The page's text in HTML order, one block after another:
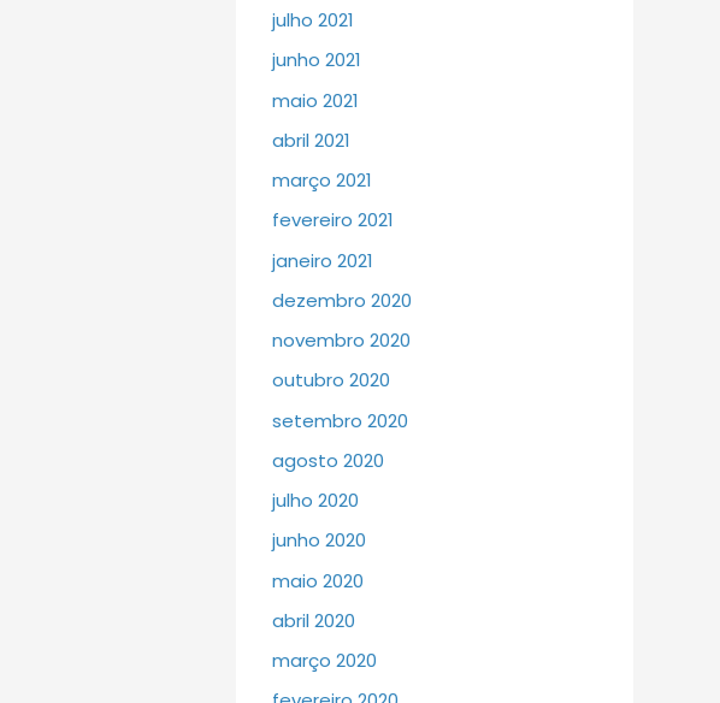
julho 2021
junho 2021
maio 2021
abril 2021
março 2021
fevereiro 2021
janeiro 2021
dezembro 2020
novembro 2020
outubro 2020
setembro 2020
agosto 2020
julho 2020
junho 2020
maio 2020
abril 2020
março 2020